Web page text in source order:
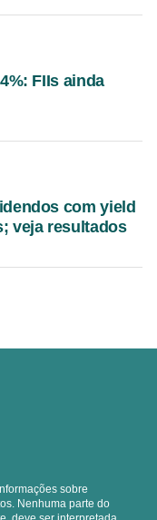
FIIs ainda
com yield
veja resultados
sobre
Nenhuma parte do